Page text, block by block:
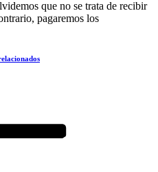
que no se trata de recibir
pagaremos los